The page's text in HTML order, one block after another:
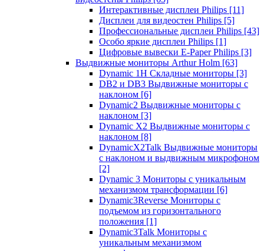
Интерактивные дисплеи Philips [11]
Дисплеи для видеостен Philips [5]
Профессиональные дисплеи Philips [43]
Особо яркие дисплеи Philips [1]
Цифровые вывески E-Paper Philips [3]
Выдвижные мониторы Arthur Holm [63]
Dynamic 1Н Складные мониторы [3]
DB2 и DB3 Выдвижные мониторы с
наклоном [6]
Dynamic2 Выдвижные мониторы с
наклоном [3]
Dynamic X2 Выдвижные мониторы с
наклоном [8]
DynamicX2Talk Выдвижные мониторы
с наклоном и выдвижным микрофоном
[2]
Dynamic 3 Мониторы с уникальным
механизмом трансформации [6]
Dynamic3Reverse Мониторы с
подъемом из горизонтального
положения [1]
Dynamic3Talk Мониторы с
уникальным механизмом